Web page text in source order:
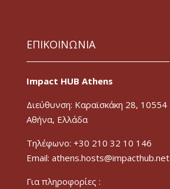
ΕΠΙΚΟΙΝΩΝΙΑ
Impact HUB Athens
Διεύθυνση: Καραϊσκάκη 28, 10554
Αθήνα, Ελλάδα
Τηλέφωνο: +30 210 32 10 146
Email: athens.hosts@impacthub.net
Για πληροφορίες :